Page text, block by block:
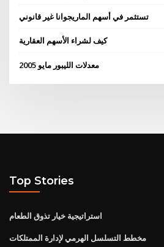
تستثمر في أسهم الماريجوانا غير قانوني
كيف لشراء الأسهم العقارية
معدلات الليبور مايو 2005
Top Stories
استراتيجية خيار تذوق الطعام
مخطط التسلسل الهرمي لإدارة الممتلكات